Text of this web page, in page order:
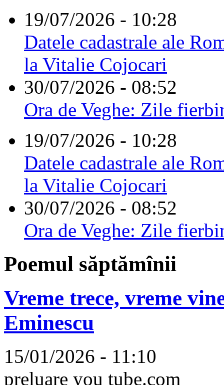
19/07/2026 - 10:28
Datele cadastrale ale
la Vitalie Cojocari
30/07/2026 - 08:52
Ora de Veghe: Zile
19/07/2026 - 10:28
Datele cadastrale ale
la Vitalie Cojocari
30/07/2026 - 08:52
Ora de Veghe: Zile
Poemul săptămînii
Vreme trece, vreme
Eminescu
15/01/2026 - 11:10
preluare you tube.com